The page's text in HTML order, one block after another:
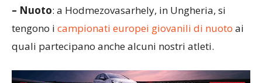
– Nuoto: a Hodmezovasarhely, in Ungheria, si
tengono i campionati europei giovanili di nuoto ai
quali partecipano anche alcuni nostri atleti.